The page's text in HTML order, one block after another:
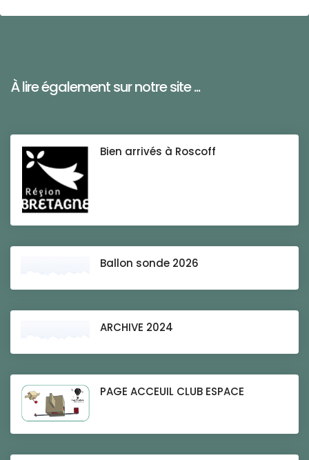
À lire également sur notre site ...
Bien arrivés à Roscoff
Ballon sonde 2026
ARCHIVE 2024
PAGE ACCEUIL CLUB ESPACE